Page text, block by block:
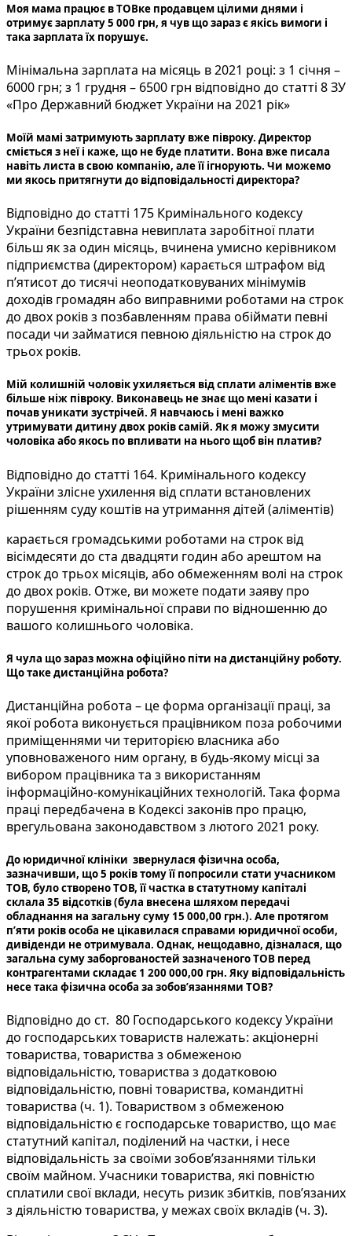
Моя мама працює в ТОВке продавцем цілими днями і
отримує зарплату 5 000 грн, я чув що зараз є якісь вимоги і
така зарплата їх порушує.
Мінімальна зарплата на місяць в 2021 році: з 1 січня –
6000 грн; з 1 грудня – 6500 грн відповідно до статті 8 ЗУ
«Про Державний бюджет України на 2021 рік»
Моїй мамі затримують зарплату вже півроку. Директор
сміється з неї і каже, що не буде платити. Вона вже писала
навіть листа в свою компанію, але її ігнорують. Чи можемо
ми якось притягнути до відповідальності директора?
Відповідно до статті 175 Кримінального кодексу
України безпідставна невиплата заробітної плати
більш як за один місяць, вчинена умисно керівником
підприємства (директором) карається штрафом від
п’ятисот до тисячі неоподатковуваних мінімумів
доходів громадян або виправними роботами на строк
до двох років з позбавленням права обіймати певні
посади чи займатися певною діяльністю на строк до
трьох років.
Мій колишній чоловік ухиляється від сплати аліментів вже
більше ніж півроку. Виконавець не знає що мені казати і
почав уникати зустрічей. Я навчаюсь і мені важко
утримувати дитину двох років самій. Як я можу змусити
чоловіка або якось по впливати на нього щоб він платив?
Відповідно до статті 164. Кримінального кодексу
України злісне ухилення від сплати встановлених
рішенням суду коштів на утримання дітей (аліментів)
карається громадськими роботами на строк від
вісімдесяти до ста двадцяти годин або арештом на
строк до трьох місяців, або обмеженням волі на строк
до двох років. Отже, ви можете подати заяву про
порушення кримінальної справи по відношенню до
вашого колишнього чоловіка.
Я чула що зараз можна офіційно піти на дистанційну роботу.
Що таке дистанційна робота?
Дистанційна робота – це форма організації праці, за
якої робота виконується працівником поза робочими
приміщеннями чи територією власника або
уповноваженого ним органу, в будь-якому місці за
вибором працівника та з використанням
інформаційно-комунікаційних технологій. Така форма
праці передбачена в Кодексі законів про працю,
врегульована законодавством з лютого 2021 року.
До юридичної клініки звернулася фізична особа,
зазначивши, що 5 років тому її попросили стати учасником
ТОВ, було створено ТОВ, її частка в статутному капіталі
склала 35 відсотків (була внесена шляхом передачі
обладнання на загальну суму 15 000,00 грн.). Але протягом
п’яти років особа не цікавилася справами юридичної особи,
дивіденди не отримувала. Однак, нещодавно, дізналася, що
загальна суму заборгованостей зазначеного ТОВ перед
контрагентами складає 1 200 000,00 грн. Яку відповідальність
несе така фізична особа за зобов’язаннями ТОВ?
Відповідно до ст. 80 Господарського кодексу України
до господарських товариств належать: акціонерні
товариства, товариства з обмеженою
відповідальністю, товариства з додатковою
відповідальністю, повні товариства, командитні
товариства (ч. 1). Товариством з обмеженою
відповідальністю є господарське товариство, що має
статутний капітал, поділений на частки, і несе
відповідальність за своїми зобов’язаннями тільки
своїм майном. Учасники товариства, які повністю
сплатили свої вклади, несуть ризик збитків, пов’язаних
з діяльністю товариства, у межах своїх вкладів (ч. 3).